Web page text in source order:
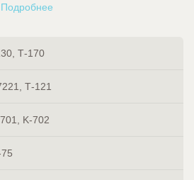
Подробнее
Т-170
Т-121
K-702